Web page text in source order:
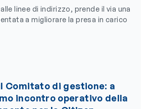
linee di indirizzo, prende il via una
a migliorare la presa in carico
Comitato di gestione: a
incontro operativo della